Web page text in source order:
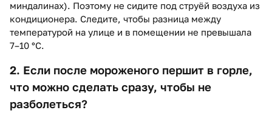
миндалинах). Поэтому не сидите под струёй воздуха из
кондиционера. Следите, чтобы разница между
температурой на улице и в помещении не превышала
7–10 °С.
2. Если после мороженого першит в горле,
что можно сделать сразу, чтобы не
разболеться?